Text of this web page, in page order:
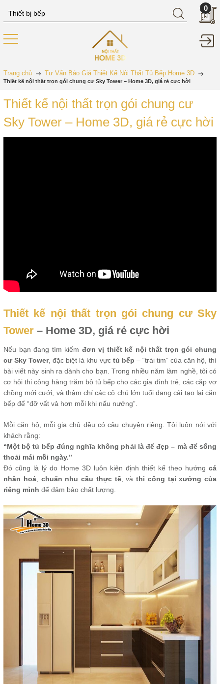
0
Trang chủ Tư Vấn Báo Giá Thiết Kế Nội Thất Tủ Bếp Home 3D
Thiết kế nội thất trọn gói chung cư Sky Tower – Home 3D, giá rẻ cực hời
Thiết kế nội thất trọn gói chung cư
Sky Tower – Home 3D, giá rẻ cực hời
Thiết kế nội thất trọn gói chung cư Sky
Tower – Home 3D, giá rẻ cực hời
Nếu bạn đang tìm kiếm đơn vị thiết kế nội thất trọn gói chung
cư Sky Tower, đặc biệt là khu vực tủ bếp – “trái tim” của căn hộ, thì
bài viết này sinh ra dành cho bạn. Trong nhiều năm làm nghề, tôi có
cơ hội thi công hàng trăm bộ tủ bếp cho các gia đình trẻ, các cặp vợ
chồng mới cưới, và thậm chí các cô chú lớn tuổi đang cải tạo lại căn
bếp để “đỡ vất vả hơn mỗi khi nấu nướng”.
Mỗi căn hộ, mỗi gia chủ đều có câu chuyện riêng. Tôi luôn nói với
khách rằng:
“Một bộ tủ bếp đúng nghĩa không phải là để đẹp – mà để sống
thoải mái mỗi ngày.”
Đó cũng là lý do Home 3D luôn kiên định thiết kế theo hướng cá
nhân hoá, chuẩn nhu cầu thực tế, và thi công tại xưởng của
riêng mình để đảm bảo chất lượng.